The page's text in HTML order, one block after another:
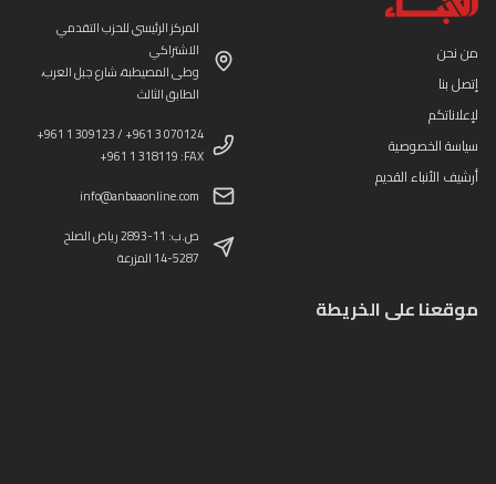
من نحن
إتصل بنا
لإعلاناتكم
سياسة الخصوصية
أرشيف الأنباء القديم
المركز الرئيسي للحزب التقدمي
الاشتراكي
وطى المصيطبة، شارع جبل العرب،
الطابق الثالث
+961 1 309123 / +961 3 070124
+961 1 318119 :FAX
info@anbaaonline.com
ص.ب: 11-2893 رياض الصلح
14-5287 المزرعة
موقعنا على الخريطة